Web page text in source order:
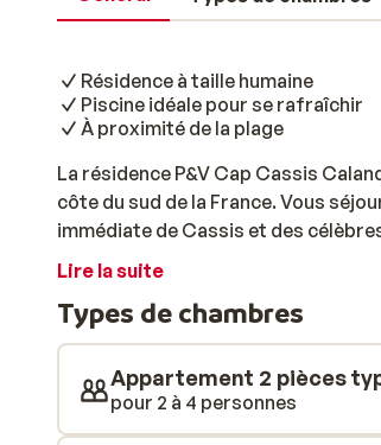
Résidence à taille humaine
Piscine idéale pour se rafraîchir
À proximité de la plage
La résidence P&V Cap Cassis
côte du sud de la France. Vous
immédiate de Cassis et des
est réputée pour la beauté de sa
d’une cuisine, d’un espace de vie,
ainsi d’un espace généreux et
douceur du climat méridional. Au
choisir aisément un transat.
pour bien commencer vos
Lire la suite
Types de chambres
Appartement 2 pièces
pour 2 à 4 personnes